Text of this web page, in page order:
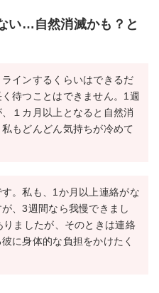
い…自然消滅かも？と
インするくらいはできるだ
待つことはできません。1週
１カ月以上となると自然消
もどんどん気持ちが冷めて
。私も、1か月以上連絡がな
、3週間なら我慢できまし
ましたが、そのときは連絡
に身体的な負担をかけたく